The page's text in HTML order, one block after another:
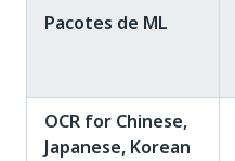
Pacotes de ML
OCR for Chinese,
Japanese, Korean